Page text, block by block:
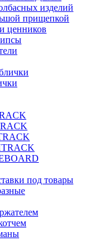
изделий
прищепкой
ценников
под товары